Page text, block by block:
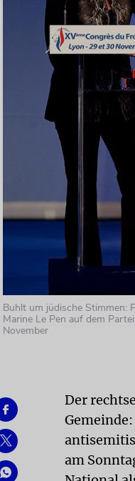
Buhlt um jüdische Stimmen:
Marine Le Pen auf dem
November
Der
am